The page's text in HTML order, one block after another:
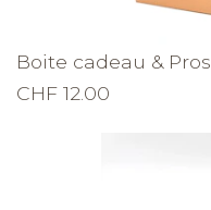
Boite cadeau &
CHF 12.00